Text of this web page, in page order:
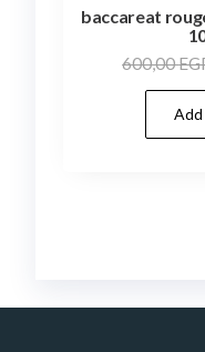
baccareat
600,00